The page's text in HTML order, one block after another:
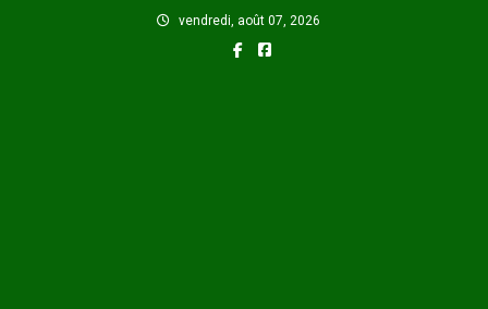
vendredi, août 07, 2026